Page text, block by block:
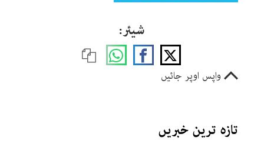
شیئر:
واپس اوپر جائیں
تازہ ترین خبریں